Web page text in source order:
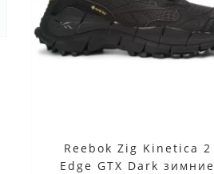
Reebok Zig Kinetica 2
Edge GTX Dark зимние